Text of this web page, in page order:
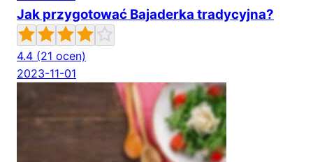
Jak przygotować Bajaderka tradycyjna?
4.4 (21 ocen)
2023-11-01